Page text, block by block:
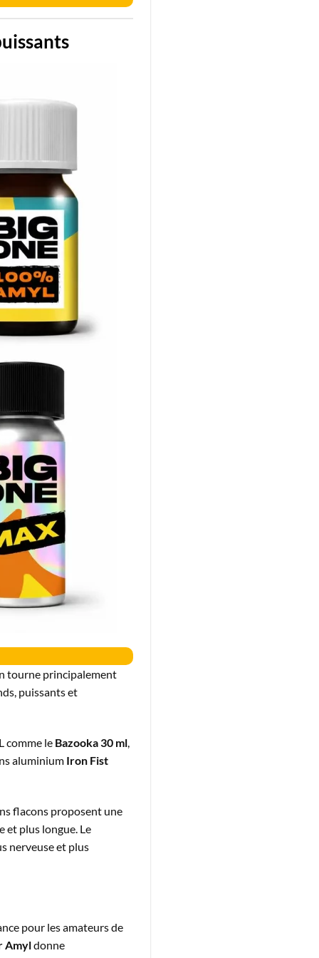
tourne principalement
puissants et
comme le Bazooka 30 ml,
aluminium Iron Fist
flacons proposent une
et plus longue. Le
nerveuse et plus
pour les amateurs de
Amyldonne